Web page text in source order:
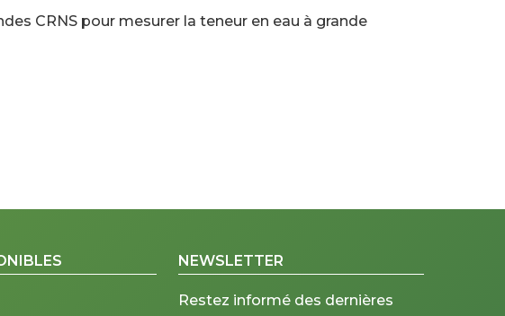
CRNS pour mesurer la teneur en eau à grande
NEWSLETTER
Restez informé des dernières